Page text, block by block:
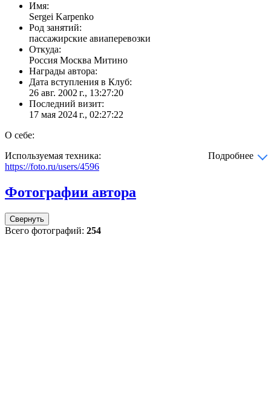
Имя:
Sergei Karpenko
Род занятий:
пассажирские авиаперевозки
Откуда:
Россия Москва Митино
Награды автора:
Дата вступления в Клуб:
26 авг. 2002 г., 13:27:20
Последний визит:
17 мая 2024 г., 02:27:22
О себе:
Используемая техника:
Подробнее
https://foto.ru/users/4596
Фотографии автора
Свернуть
Всего фотографий: 254